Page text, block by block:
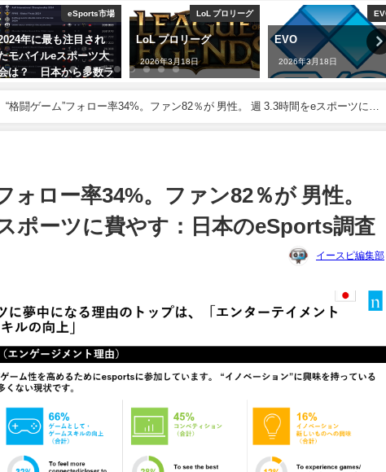
eSports市場
年に最も注目され
モバイルeスポーツ大
は？ 日本から多数ラ
年3月19日
LoL プロリーグ
LoL プロリーグ
2026年3月18日
EVO
EVO
2026年3月18日
“格闘ゲーム”フォロー率34%。ファン82％が 男性。 週 3.3時間をeスポーツに費
ォロー率34%。ファン82％が 男性。
ポーツに費やす：日本のeSports調査
イースピ編集部